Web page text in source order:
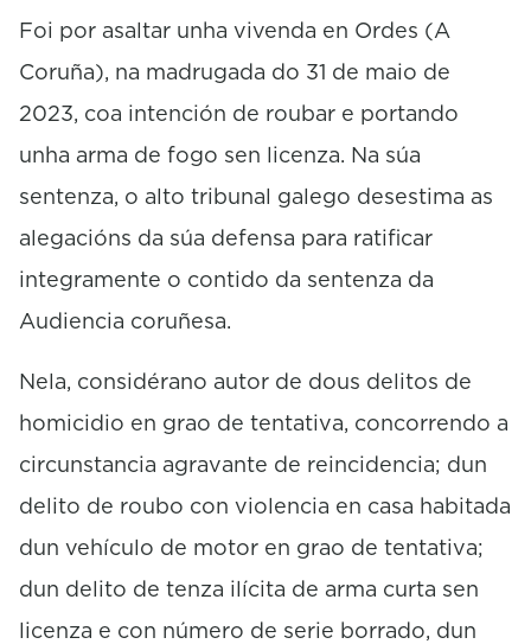
Foi por asaltar unha vivenda en Ordes (A
Coruña), na madrugada do 31 de maio de
2023, coa intención de roubar e portando
unha arma de fogo sen licenza. Na súa
sentenza, o alto tribunal galego desestima as
alegacións da súa defensa para ratificar
integramente o contido da sentenza da
Audiencia coruñesa.
Nela, considérano autor de dous delitos de
homicidio en grao de tentativa, concorrendo a
circunstancia agravante de reincidencia; dun
delito de roubo con violencia en casa habitada
dun vehículo de motor en grao de tentativa;
dun delito de tenza ilícita de arma curta sen
licenza e con número de serie borrado, dun